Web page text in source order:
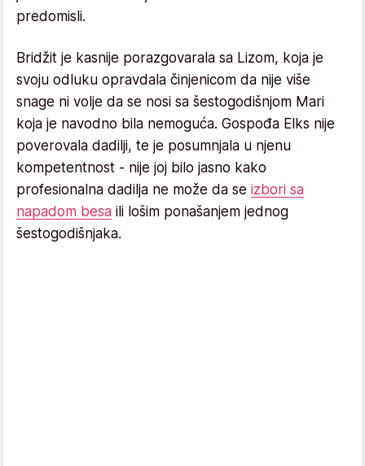
predomisli.
Bridžit je kasnije porazgovarala sa Lizom, koja je
svoju odluku opravdala činjenicom da nije više
snage ni volje da se nosi sa šestogodišnjom Mari
koja je navodno bila nemoguća. Gospođa Elks nije
poverovala dadilji, te je posumnjala u njenu
kompetentnost - nije joj bilo jasno kako
profesionalna dadilja ne može da se izbori sa
napadom besa ili lošim ponašanjem jednog
šestogodišnjaka.